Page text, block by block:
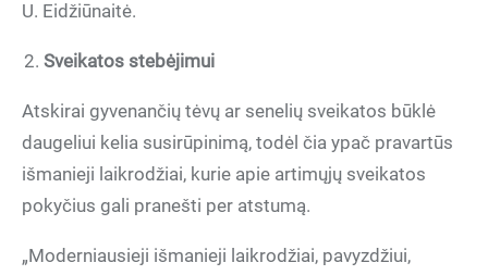
U. Eidžiūnaitė.
Sveikatos stebėjimui
Atskirai gyvenančių tėvų ar senelių sveikatos būklė
daugeliui kelia susirūpinimą, todėl čia ypač pravartūs
išmanieji laikrodžiai, kurie apie artimųjų sveikatos
pokyčius gali pranešti per atstumą.
„Moderniausieji išmanieji laikrodžiai, pavyzdžiui,